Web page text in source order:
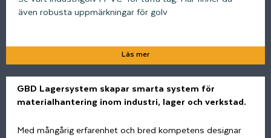
även robusta uppmärkningar för golv
Läs mer
GBD Lagersystem skapar smarta system för
materialhantering inom industri, lager och verkstad.
Med mångårig erfarenhet och bred kompetens designar